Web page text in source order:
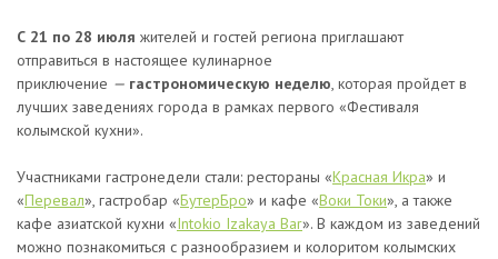
С 21 по 28 июля жителей и гостей региона приглашают
отправиться в настоящее кулинарное
приключение — гастрономическую неделю, которая пройдет в
лучших заведениях города в рамках первого «Фестиваля
колымской кухни».
Участниками гастронедели стали: рестораны «Красная Икра» и
«Перевал», гастробар «БутерБро» и кафе «Воки Токи», а также
кафе азиатской кухни «Intokio Izakaya Bar». В каждом из заведений
можно познакомиться с разнообразием и колоритом колымских